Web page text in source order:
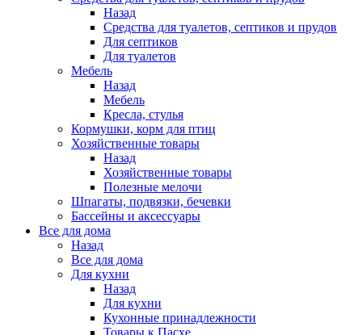
Назад
Средства для туалетов, септиков и прудов
Для септиков
Для туалетов
Мебель
Назад
Мебель
Кресла, стулья
Кормушки, корм для птиц
Хозяйственные товары
Назад
Хозяйственные товары
Полезные мелочи
Шпагаты, подвязки, бечевки
Бассейны и аксессуары
Все для дома
Назад
Все для дома
Для кухни
Назад
Для кухни
Кухонные принадлежности
Товары к Пасхе